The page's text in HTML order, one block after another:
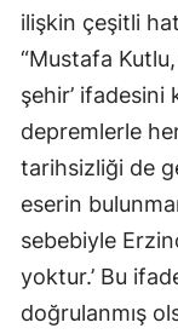
ilişkin çeşitli
“Mustafa
şehir’ ifadesini
depremlerle
tarihsizliği de
eserin
sebebiyle
yoktur.’ Bu
doğrulanmış